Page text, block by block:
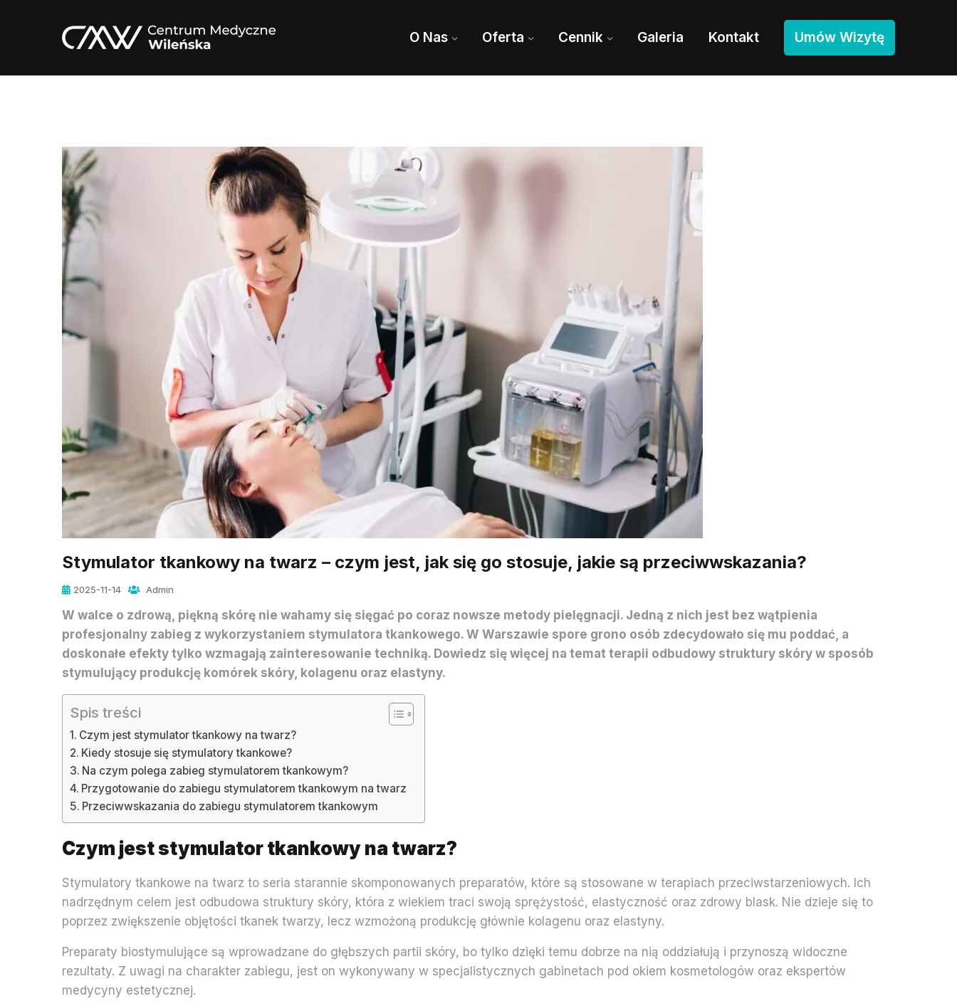
O Nas Oferta Cennik Galeria Kontakt Umów Wizytę
Stymulator tkankowy na twarz – czym jest, jak się go stosuje, jakie są przeciwwskazania?
2025-11-14 Admin
W walce o zdrową, piękną skórę nie wahamy się sięgać po coraz nowsze metody pielęgnacji. Jedną z nich jest bez wątpienia
profesjonalny zabieg z wykorzystaniem stymulatora tkankowego. W Warszawie spore grono osób zdecydowało się mu poddać, a
doskonałe efekty tylko wzmagają zainteresowanie techniką. Dowiedz się więcej na temat terapii odbudowy struktury skóry w sposób
stymulujący produkcję komórek skóry, kolagenu oraz elastyny.
Spis treści
Czym jest stymulator tkankowy na twarz?
Kiedy stosuje się stymulatory tkankowe?
Na czym polega zabieg stymulatorem tkankowym?
Przygotowanie do zabiegu stymulatorem tkankowym na twarz
Przeciwwskazania do zabiegu stymulatorem tkankowym
Czym jest stymulator tkankowy na twarz?
Stymulatory tkankowe na twarz to seria starannie skomponowanych preparatów, które są stosowane w terapiach przeciwstarzeniowych. Ich
nadrzędnym celem jest odbudowa struktury skóry, która z wiekiem traci swoją sprężystość, elastyczność oraz zdrowy blask. Nie dzieje się to
poprzez zwiększenie objętości tkanek twarzy, lecz wzmożoną produkcję głównie kolagenu oraz elastyny.
Preparaty biostymulujące są wprowadzane do głębszych partii skóry, bo tylko dzięki temu dobrze na nią oddziałują i przynoszą widoczne
rezultaty. Z uwagi na charakter zabiegu, jest on wykonywany w specjalistycznych gabinetach pod okiem kosmetologów oraz ekspertów
medycyny estetycznej.